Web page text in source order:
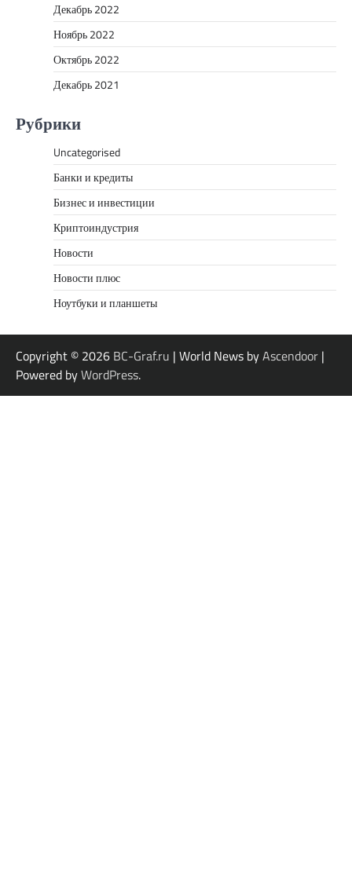
Декабрь 2022
Ноябрь 2022
Октябрь 2022
Декабрь 2021
Рубрики
Uncategorised
Банки и кредиты
Бизнес и инвестиции
Криптоиндустрия
Новости
Новости плюс
Ноутбуки и планшеты
Copyright © 2026 BC-Graf.ru | World News byAscendoor |
Powered byWordPress.